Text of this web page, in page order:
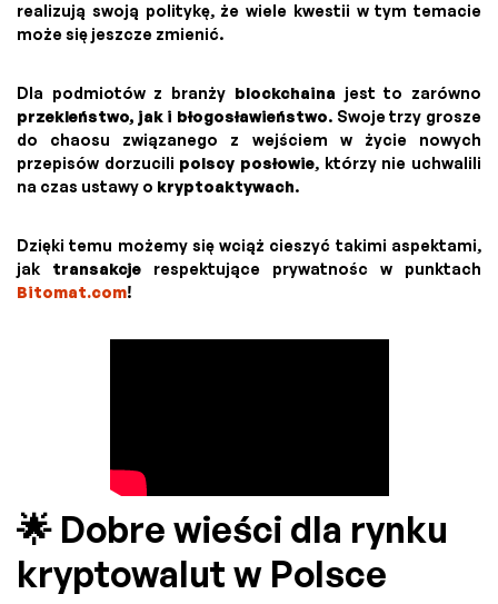
realizują swoją politykę, że wiele kwestii w tym temacie
może się jeszcze zmienić.
Dla podmiotów z branży blockchaina jest to zarówno
przekleństwo, jak i błogosławieństwo. Swoje trzy grosze
do chaosu związanego z wejściem w życie nowych
przepisów dorzucili polscy posłowie, którzy nie uchwalili
na czas ustawy o kryptoaktywach.
Dzięki temu możemy się wciąż cieszyć takimi aspektami,
jak transakcje respektujące prywatnośc w punktach
Bitomat.com!
🌟 Dobre wieści dla rynku
kryptowalut w Polsce